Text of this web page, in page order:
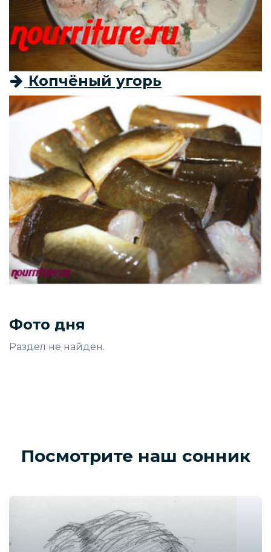
Копчёный угорь
Фото дня
Раздел не найден.
Посмотрите наш сонник